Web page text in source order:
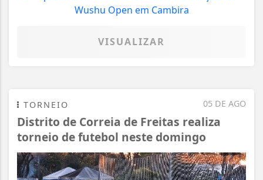
VISUALIZAR
05 DE AGO
TORNEIO
Distrito de Correia de Freitas realiza
torneio de futebol neste domingo